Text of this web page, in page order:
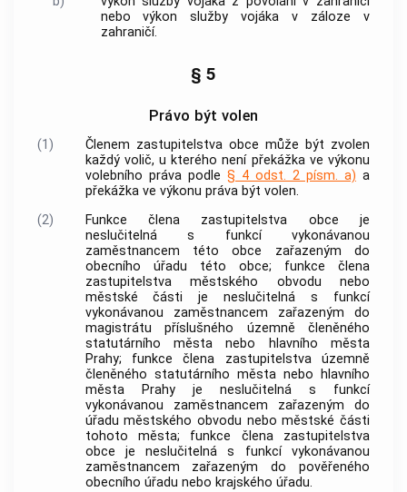
nebo výkon služby vojáka v záloze v
zahraničí.
§ 5
Právo být volen
(1) Členem zastupitelstva obce může být zvolen
každý volič, u kterého není překážka ve výkonu
volebního práva podle § 4 odst. 2 písm. a) a
překážka ve výkonu práva být volen.
(2)
Funkce člena zastupitelstva obce je
neslučitelná s funkcí vykonávanou
zaměstnancem tétoobce zařazeným do
obecního úřadu této obce; funkce člena
zastupitelstva městského obvodu nebo
městské části je neslučitelná s funkcí
vykonávanou zaměstnancem zařazeným do
magistrátu příslušného územně členěného
statutárního města nebo hlavního města
Prahy; funkce člena zastupitelstva územně
členěného statutárního města nebo hlavního
města Prahy je neslučitelná s funkcí
vykonávanou zaměstnancem zařazeným do
úřadu městského obvodu nebo městské části
tohoto města; funkce člena zastupitelstva
obce je neslučitelná s funkcí vykonávanou
zaměstnancem zařazeným do pověřeného
obecního úřadu nebo krajského úřadu.